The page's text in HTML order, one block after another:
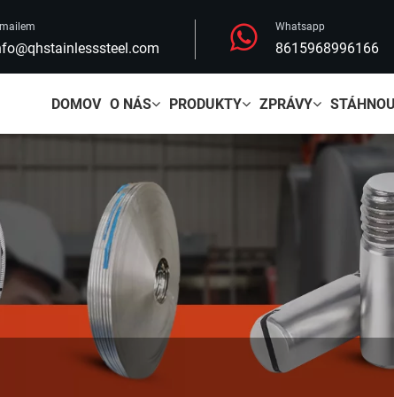
mailem Whatsapp
8615968996166
DOMOV O NÁS PRODUKTY ZPRÁVY